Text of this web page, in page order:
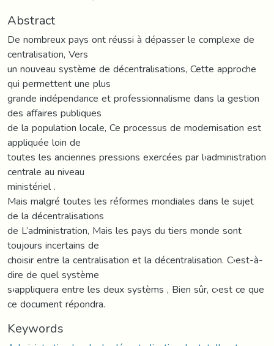
Abstract
De nombreux pays ont réussi à dépasser le complexe de
centralisation, Vers
un nouveau système de décentralisations, Cette approche
qui permettent une plus
grande indépendance et professionnalisme dans la gestion
des affaires publiques
de la population locale, Ce processus de modernisation est
appliquée loin de
toutes les anciennes pressions exercées par l›administration
centrale au niveau
ministériel .
Mais malgré toutes les réformes mondiales dans le sujet
de la décentralisations
de L’administration, Mais les pays du tiers monde sont
toujours incertains de
choisir entre la centralisation et la décentralisation. C›est-à-
dire de quel système
s›appliquera entre les deux systèms , Bien sûr, c›est ce que
ce document répondra.
Keywords